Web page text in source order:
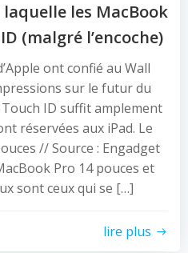
les MacBook
(malgré l’encoche)
ont confié au Wall
sur le futur du
ID suffit amplement
réservées aux iPad. Le
// Source : Engadget
Pro 14 pouces et
sont ceux qui se […]
lire plus